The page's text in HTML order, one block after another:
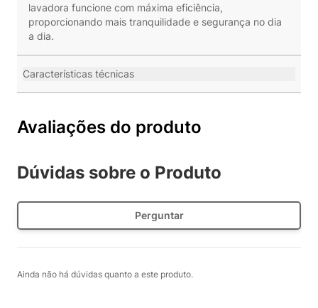
lavadora funcione com máxima eficiência,
proporcionando mais tranquilidade e segurança no dia
a dia.
Características técnicas
Avaliações do produto
Dúvidas sobre o Produto
Perguntar
Ainda não há dúvidas quanto a este produto.